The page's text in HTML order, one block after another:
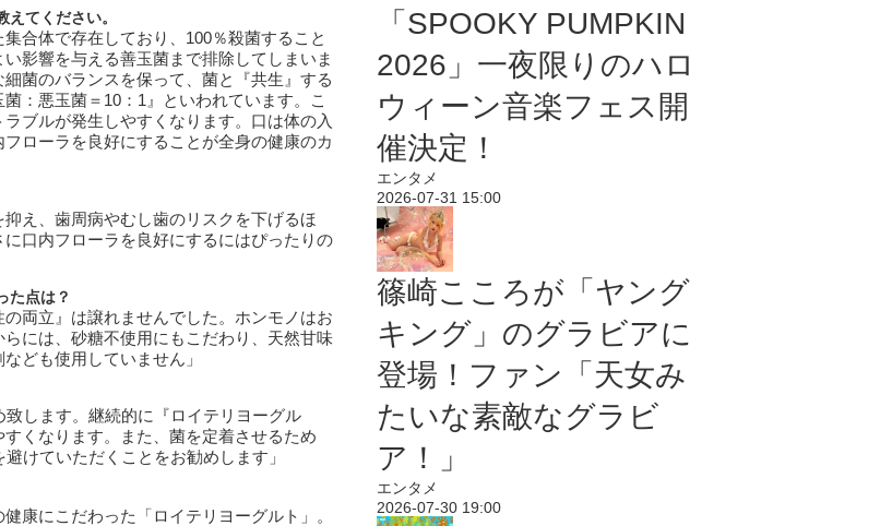
てください。
合体で存在しており、100％殺菌すること
影響を与える善玉菌まで排除してしまいま
菌のバランスを保って、菌と『共生』する
：悪玉菌＝10：1』といわれています。こ
ブルが発生しやすくなります。口は体の入
ローラを良好にすることが全身の健康のカ
え、歯周病やむし歯のリスクを下げるほ
口内フローラを良好にするにはぴったりの
た点は？
両立』は譲れませんでした。ホンモノはお
には、砂糖不使用にもこだわり、天然甘味
ども使用していません」
致します。継続的に『ロイテリヨーグル
くなります。また、菌を定着させるため
けていただくことをお勧めします」
康にこだわった「ロイテリヨーグルト」。
「SPOOKY PUMPKIN
2026」一夜限りのハロ
ウィーン音楽フェス開
催決定！
エンタメ
2026-07-31 15:00
篠崎こころが「ヤング
キング」のグラビアに
登場！ファン「天女み
たいな素敵なグラビ
ア！」
エンタメ
2026-07-30 19:00